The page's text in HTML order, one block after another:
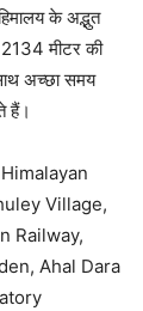
के अद्भुत
मीटर की
अच्छा समय
हैं।
Village,
Railway,
Ahal Dara